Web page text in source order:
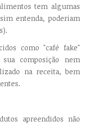
tem algumas
entenda, poderiam
como "café fake"
composição nem
na receita, bem
apreendidos não